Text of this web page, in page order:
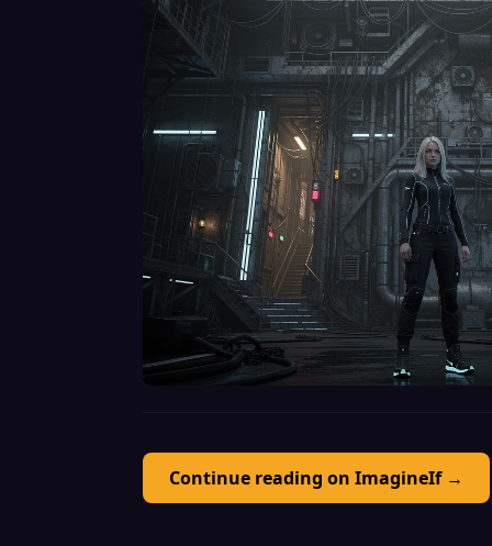
Continue reading on ImagineIf →